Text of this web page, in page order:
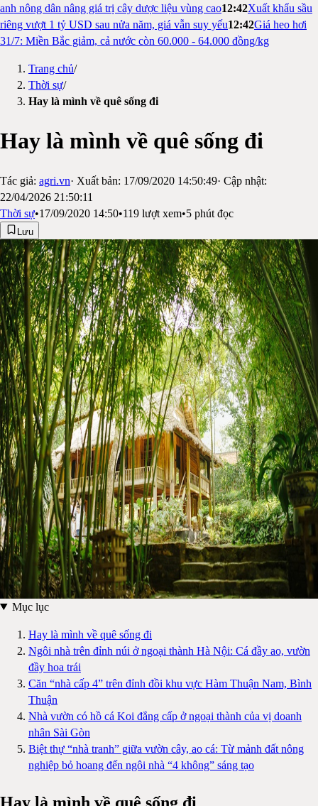
anh nông dân nâng giá trị cây dược liệu vùng cao12:42Xuất khẩu sầu
riêng vượt 1 tỷ USD sau nửa năm, giá vẫn suy yếu12:42Giá heo hơi
31/7: Miền Bắc giảm, cả nước còn 60.000 - 64.000 đồng/kg
Trang chủ/
Thời sự/
Hay là mình về quê sống đi
Hay là mình về quê sống đi
Tác giả: agri.vn· Xuất bản: 17/09/2020 14:50:49· Cập nhật:
22/04/2026 21:50:11
Thời sự•17/09/2020 14:50•119 lượt xem•5 phút đọc
Lưu
Mục lục
Hay là mình về quê sống đi
Ngôi nhà trên đỉnh núi ở ngoại thành Hà Nội: Cá đầy ao, vườn
đầy hoa trái
Căn “nhà cấp 4” trên đỉnh đồi khu vực Hàm Thuận Nam, Bình
Thuận
Nhà vườn có hồ cá Koi đẳng cấp ở ngoại thành của vị doanh
nhân Sài Gòn
Biệt thự “nhà tranh” giữa vườn cây, ao cá: Từ mảnh đất nông
nghiệp bỏ hoang đến ngôi nhà “4 không” sáng tạo